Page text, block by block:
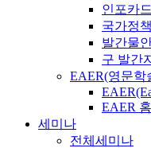
인포카드
국가정
발간물
구 발간
EAER(영문학
EAER
세미나
전체세미나